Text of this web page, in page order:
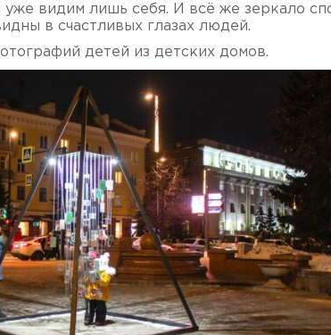
видим лишь себя. И всё же зеркало
в счастливых глазах людей.
детей из детских домов.